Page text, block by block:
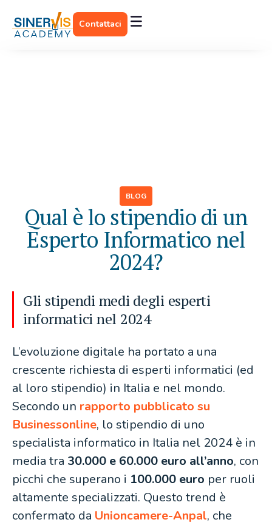
Contattaci
BLOG
Qual è lo stipendio di un
Esperto Informatico nel
2024?
Gli stipendi medi degli esperti
informatici nel 2024
L’evoluzione digitale ha portato a una
crescente richiesta di esperti informatici (ed
al loro stipendio) in Italia e nel mondo.
Secondo un rapporto pubblicato su
Businessonline, lo stipendio di uno
specialista informatico in Italia nel 2024 è in
media tra 30.000 e 60.000 euro all’anno, con
picchi che superano i 100.000 euro per ruoli
altamente specializzati. Questo trend è
confermato da Unioncamere-Anpal, che